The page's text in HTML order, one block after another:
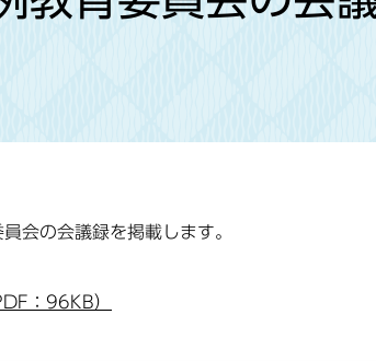
会の会議録を掲載します。
：96KB）